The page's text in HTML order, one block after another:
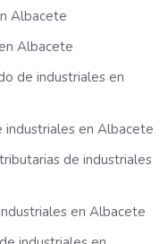
Albacete
Albacete
de industriales en
industriales en Albacete
de industriales
en Albacete